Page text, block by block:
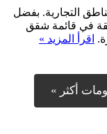
التجارية. بفضل
في قائمة شقق
اقرأ المزيد »
أكثر »